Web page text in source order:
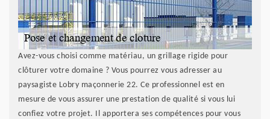
Avez-vous choisi comme matériau, un grillage rigide pour
clôturer votre domaine ? Vous pourrez vous adresser au
paysagiste Lobry maçonnerie 22. Ce professionnel est en
mesure de vous assurer une prestation de qualité si vous lui
confiez votre projet. Il apportera ses compétences pour vous